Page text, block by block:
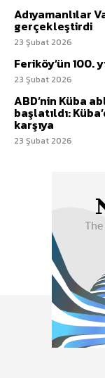
Adıyamanlılar
gerçekleştirdi
23 Şubat 2026
Feriköy’ün 100.
23 Şubat 2026
ABD’nin Küba
başlatıldı:
karşıya
23 Şubat 2026